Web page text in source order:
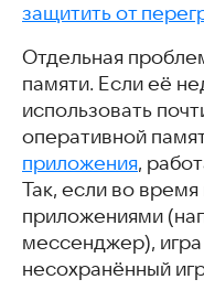
Скачать игры с
Интересные статьи
защитить от
Отдельная
памяти. Если её
использовать
оперативной
приложения,
Так, если во
приложениями
мессенджер),
несохранённый